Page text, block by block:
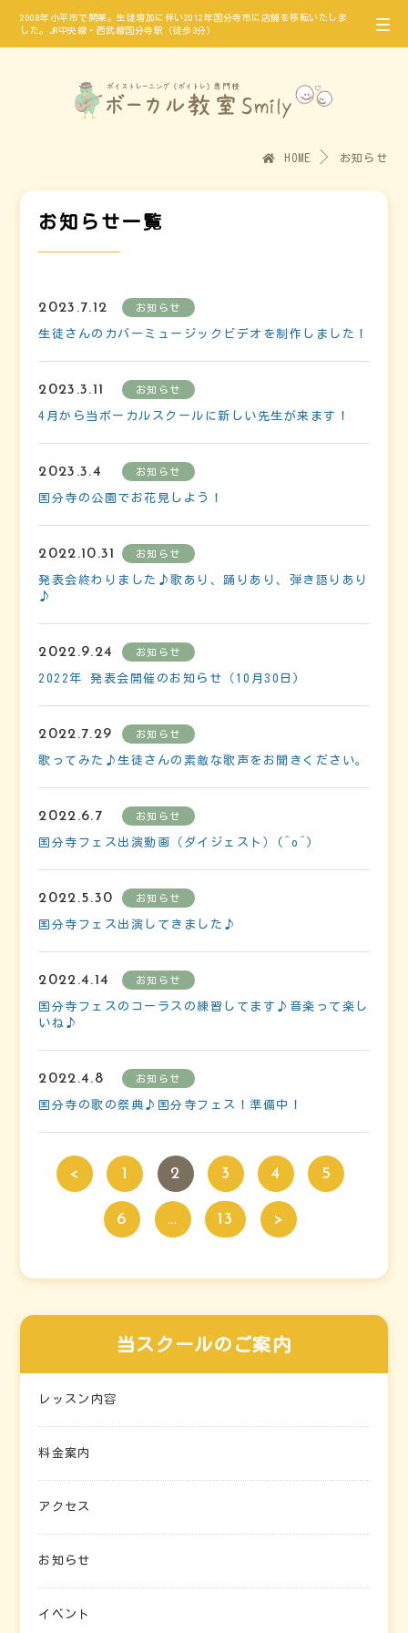
2008年小平市で開業。生徒増加に伴い2012年国分寺市に店舗を移転いたしま
した。JR中央線・西武線国分寺駅（徒歩3分）
HOME お知らせ
お知らせ一覧
2023.7.12 お知らせ
生徒さんのカバーミュージックビデオを制作しました！
2023.3.11 お知らせ
4月から当ボーカルスクールに新しい先生が来ます！
2023.3.4 お知らせ
国分寺の公園でお花見しよう！
2022.10.31 お知らせ
発表会終わりました♪歌あり、踊りあり、弾き語りあり
♪
2022.9.24 お知らせ
2022年 発表会開催のお知らせ（10月30日)
2022.7.29 お知らせ
歌ってみた♪生徒さんの素敵な歌声をお聞きください。
2022.6.7 お知らせ
国分寺フェス出演動画（ダイジェスト）(^o^)
2022.5.30 お知らせ
国分寺フェス出演してきました♪
2022.4.14 お知らせ
国分寺フェスのコーラスの練習してます♪音楽って楽し
いね♪
2022.4.8 お知らせ
国分寺の歌の祭典♪国分寺フェス！準備中！
< 1 2 3 4 5
6 … 13 >
当スクールのご案内
レッスン内容
料金案内
アクセス
お知らせ
イベント